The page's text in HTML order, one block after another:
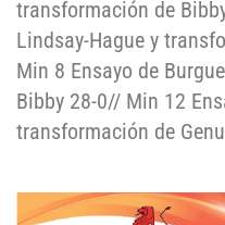
transformación de
Lindsay-Hague y
Min 8 Ensayo de
Bibby 28-0// Min 12
transformación de